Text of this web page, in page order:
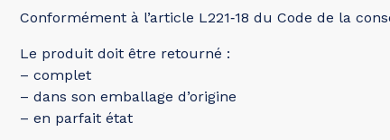
Conformément à l’article L221‑18 du Code de la
Le produit doit être retourné :
– complet
– dans son emballage d’origine
– en parfait état